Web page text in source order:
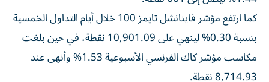
كما ارتفع مؤشر فاينانشل تايمز 100 خلال أيام التداول الخمسية
بنسبة 0.30% لينهي على 10,901.09 نقطة، في حين بلغت
مكاسب مؤشر كاك الفرنسي الأسبوعية 1.53% وأنهى عند
8,714.93 نقطة.